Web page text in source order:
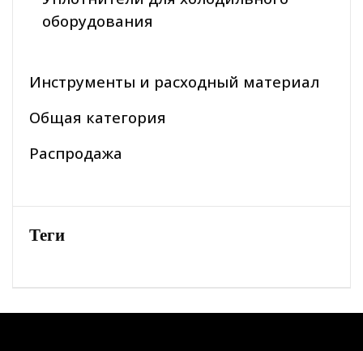
оборудования
Инструменты и расходный материал
Общая категория
Распродажа
Теги